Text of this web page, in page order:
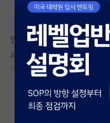
대학원생 모집
국내대학원 정보
연구실&오픈랩
커뮤니티
커뮤니티 홈
전체글보기
본문이 수정되지 않는 박제글입니다.
인공지능학과 석사 취업
놀란 앙투안 라부아지에
2026.04.03 0 802